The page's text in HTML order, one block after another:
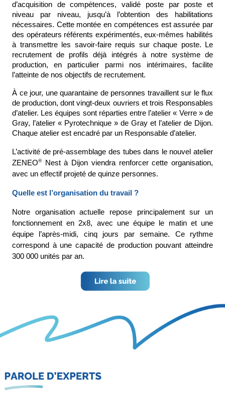
d’acquisition de compétences, validé poste par poste et
niveau par niveau, jusqu’à l’obtention des habilitations
nécessaires. Cette montée en compétences est assurée par
des opérateurs référents expérimentés, eux-mêmes habilités
à transmettre les savoir-faire requis sur chaque poste. Le
recrutement de profils déjà intégrés à notre système de
production, en particulier parmi nos intérimaires, facilite
l’atteinte de nos objectifs de recrutement.
À ce jour, une quarantaine de personnes travaillent sur le flux
de production, dont vingt-deux ouvriers et trois Responsables
d’atelier. Les équipes sont réparties entre l’atelier « Verre » de
Gray, l’atelier « Pyrotechnique » de Gray et l’atelier de Dijon.
Chaque atelier est encadré par un Responsable d’atelier.
L’activité de pré-assemblage des tubes dans le nouvel atelier
ZENEO® Nest à Dijon viendra renforcer cette organisation,
avec un effectif projeté de quinze personnes.
Quelle est l’organisation du travail ?
Notre organisation actuelle repose principalement sur un
fonctionnement en 2x8, avec une équipe le matin et une
équipe l’après-midi, cinq jours par semaine. Ce rythme
300 000 unités par an.